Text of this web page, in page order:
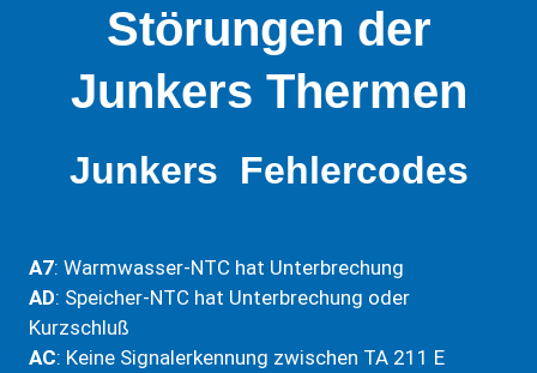
Störungen der
Junkers Thermen
Junkers Fehlercodes
A7: Warmwasser-NTC hat Unterbrechung
AD: Speicher-NTC hat Unterbrechung oder
Kurzschluß
AC: Keine Signalerkennung zwischen TA 211 E